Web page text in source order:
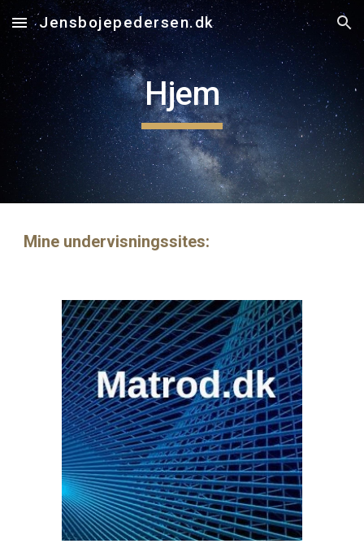
Skip to main content Skip to navigation
Jensbojepedersen.dk
Hjem
Mine undervisningssites: